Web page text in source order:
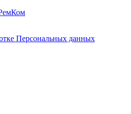
Персональных данных